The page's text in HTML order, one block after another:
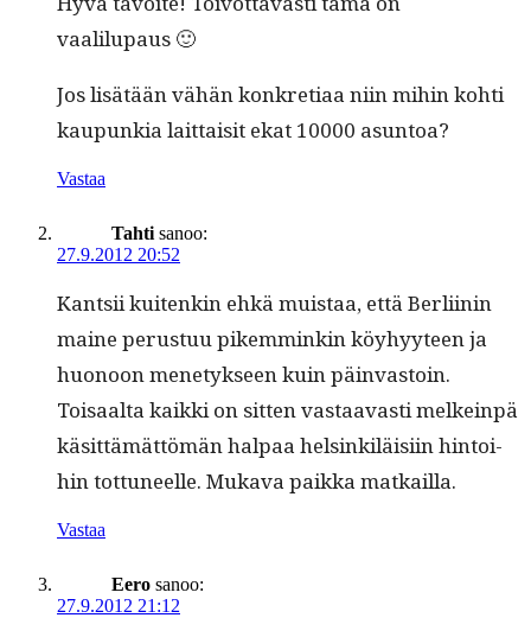
vaalilupaus 🙂
Jos lisätään vähän konkre­ti­aa niin mihin kohti
kaupunkia lait­taisit ekat 10000 asuntoa?
Vastaa
Tahti sanoo:
27.9.2012 20:52
Kantsii kuitenkin ehkä muis­taa, että Berli­inin
maine perus­tuu pikem­minkin köy­hyy­teen ja
huonoon mene­tyk­seen kuin päin­vas­toin.
Toisaal­ta kaik­ki on sit­ten vas­taavasti melkein­pä
käsit­tämät­tömän hal­paa helsinkiläisi­in hin­toi­
hin tot­tuneelle. Muka­va paik­ka matkailla.
Vastaa
Eero sanoo:
27.9.2012 21:12